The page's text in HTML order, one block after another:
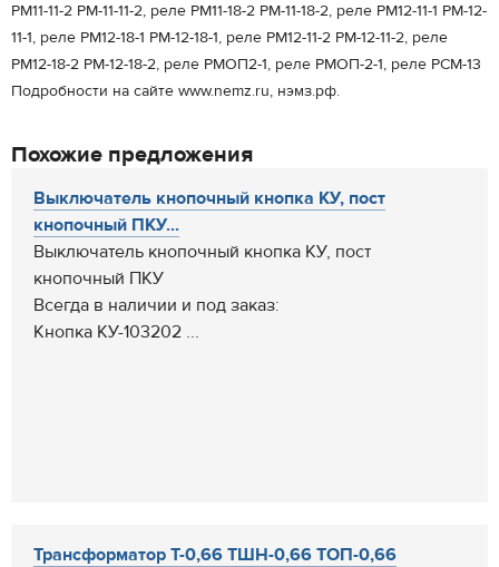
РМ11-11-2 РМ-11-11-2, реле РМ11-18-2 РМ-11-18-2, реле РМ12-11-1 РМ-12-
11-1, реле РМ12-18-1 РМ-12-18-1, реле РМ12-11-2 РМ-12-11-2, реле
РМ12-18-2 РМ-12-18-2, реле РМОП2-1, реле РМОП-2-1, реле РСМ-13
Подробности на сайте www.nemz.ru, нэмз.рф.
Похожие предложения
Выключатель кнопочный кнопка КУ, пост
кнопочный ПКУ...
Выключатель кнопочный кнопка КУ, пост
кнопочный ПКУ
Всегда в наличии и под заказ:
Кнопка КУ-103202 ...
Трансформатор Т-0,66 ТШН-0,66 ТОП-0,66